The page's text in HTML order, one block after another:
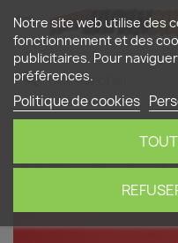

search
stylo bille mécanique
Notre site web utilise des
fonctionnement et des
publicitaires. Pour
préférences.
Politique de cookies